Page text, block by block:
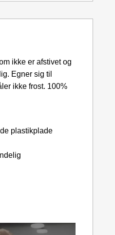
ikke er afstivet og
Egner sig til
ikke frost. 100%
plastikplade